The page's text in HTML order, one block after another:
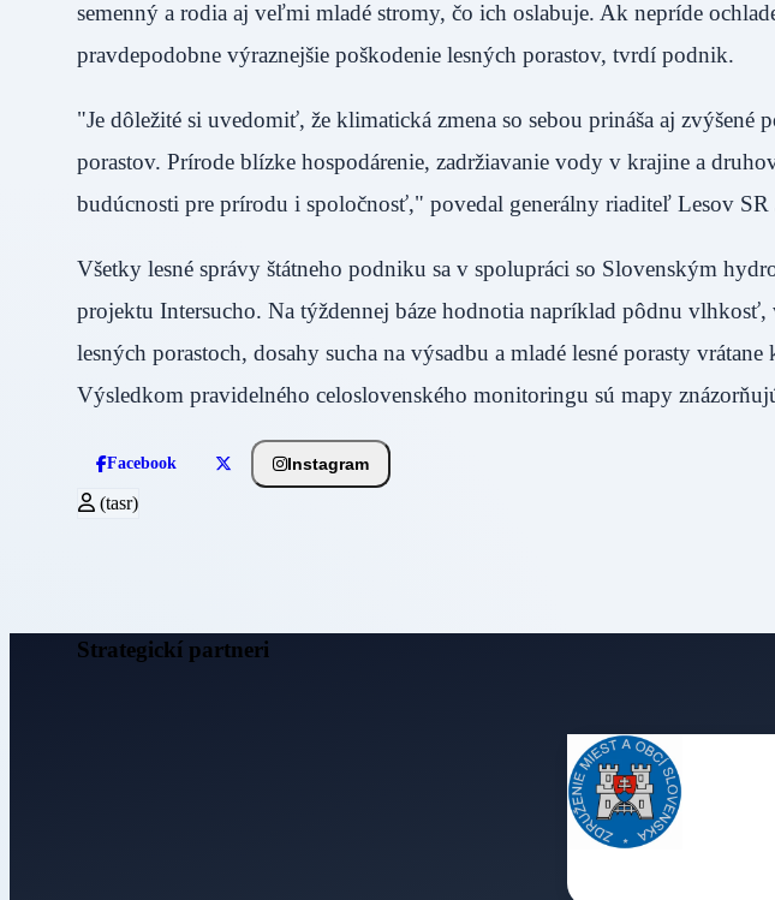
semenný a rodia aj veľmi mladé stromy, čo ich oslabuje. Ak nepríde
pravdepodobne výraznejšie poškodenie lesných porastov, tvrdí podnik.
"Je dôležité si uvedomiť, že klimatická zmena so sebou prináša aj zvýšené
porastov. Prírode blízke hospodárenie, zadržiavanie vody v krajine a
budúcnosti pre prírodu i spoločnosť," povedal generálny riaditeľ Lesov SR
Všetky lesné správy štátneho podniku sa v spolupráci so Slovenským
projektu Intersucho. Na týždennej báze hodnotia napríklad pôdnu
lesných porastoch, dosahy sucha na výsadbu a mladé lesné porasty
Výsledkom pravidelného celoslovenského monitoringu sú mapy
Facebook Instagram
(tasr)
Strategickí partneri